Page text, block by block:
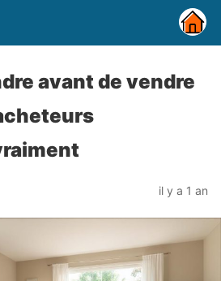
avant de vendre
il y a 1 an